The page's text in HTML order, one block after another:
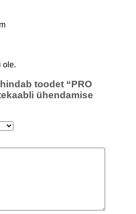
ole.
toodet “PRO
ühendamise